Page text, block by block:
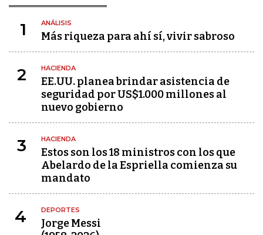
1 ANÁLISIS
Más riqueza para ahí sí, vivir sabroso
2 HACIENDA
EE.UU. planea brindar asistencia de
seguridad por US$1.000 millones al
nuevo gobierno
3 HACIENDA
Estos son los 18 ministros con los que
Abelardo de la Espriella comienza su
mandato
4 DEPORTES
Jorge Messi